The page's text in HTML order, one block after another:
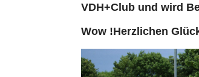
VDH+Club und wird
Wow !Herzlichen